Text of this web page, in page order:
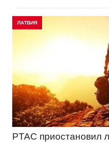
ЛАТВИЯ
PTAC приостановил